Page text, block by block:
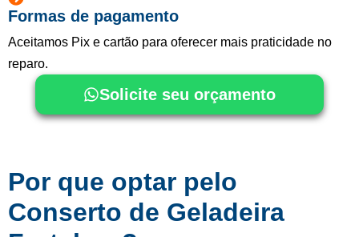
Formas de pagamento
Aceitamos Pix e cartão para oferecer mais praticidade no
reparo.
Solicite seu orçamento
Por que optar pelo
Conserto de Geladeira